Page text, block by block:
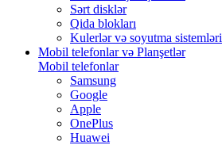
Sərt disklər
Qida blokları
Kulerlər və soyutma sistemləri
Mobil telefonlar və Planşetlər
Mobil telefonlar
Samsung
Google
Apple
OnePlus
Huawei